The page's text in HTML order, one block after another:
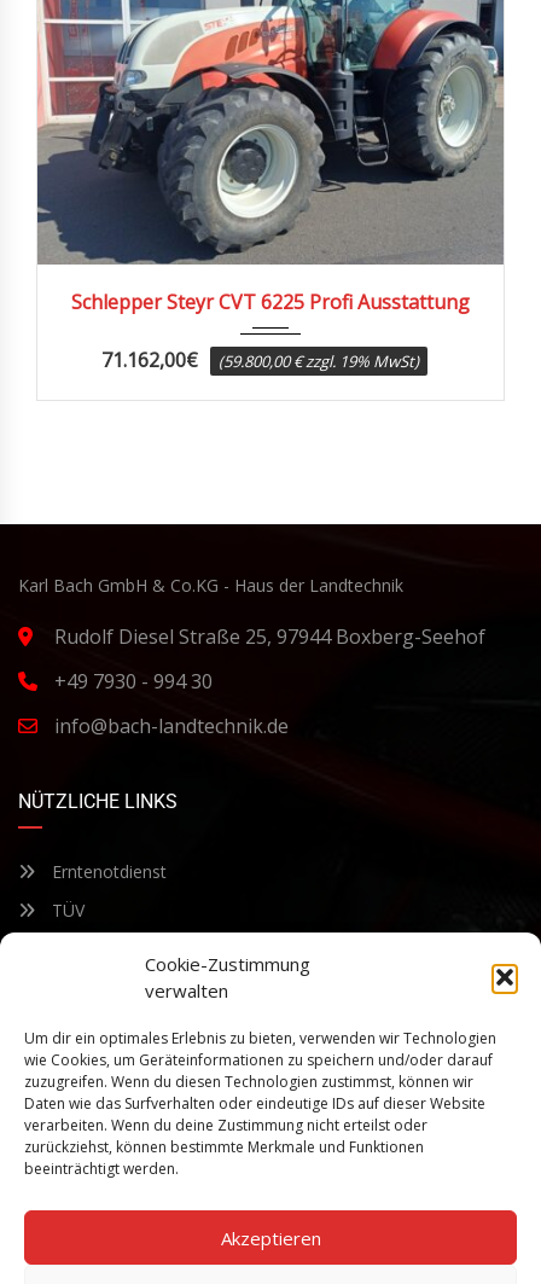
Cookie-Zustimmung
verwalten
Um dir ein optimales Erlebnis zu bieten, verwenden wir Technologien
wie Cookies, um Geräteinformationen zu speichern und/oder darauf
zuzugreifen. Wenn du diesen Technologien zustimmst, können wir
Daten wie das Surfverhalten oder eindeutige IDs auf dieser Website
verarbeiten. Wenn du deine Zustimmung nicht erteilst oder
zurückziehst, können bestimmte Merkmale und Funktionen
beeinträchtigt werden.
Akzeptieren
Schlepper Steyr CVT 6225 Profi Ausstattung
71.162,00€ (59.800,00 € zzgl. 19% MwSt)
Karl Bach GmbH & Co.KG - Haus der Landtechnik
Rudolf Diesel Straße 25, 97944 Boxberg-Seehof
+49 7930 - 994 30
info@bach-landtechnik.de
NÜTZLICHE LINKS
Erntenotdienst
TÜV
Bleiben Sie auf dem Laufenden über unsere sich ständig
weiterentwickelnden Produkteigenschaften und Technologien.
Geben Sie Ihre E-Mail-Adresse ein und abonnieren Sie unseren
Newsletter.